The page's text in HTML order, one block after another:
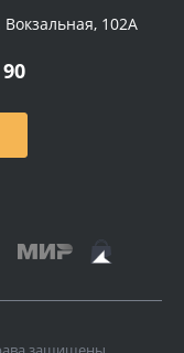
Вокзальная, 102А